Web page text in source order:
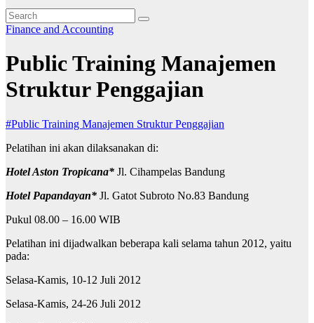
Finance and Accounting
Public Training Manajemen
Struktur Penggajian
#Public Training Manajemen Struktur Penggajian
Pelatihan ini akan dilaksanakan di:
Hotel Aston Tropicana* Jl. Cihampelas Bandung
Hotel Papandayan* Jl. Gatot Subroto No.83 Bandung
Pukul 08.00 – 16.00 WIB
Pelatihan ini dijadwalkan beberapa kali selama tahun 2012, yaitu
pada:
Selasa-Kamis, 10-12 Juli 2012
Selasa-Kamis, 24-26 Juli 2012